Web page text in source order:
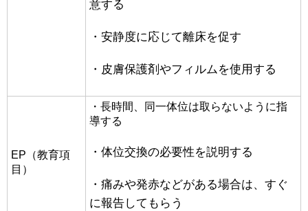
意する
・安静度に応じて離床を促す
・皮膚保護剤やフィルムを使用する
EP（教育項
目）
・長時間、同一体位は取らないように指
導する
・体位交換の必要性を説明する
・痛みや発赤などがある場合は、すぐ
に報告してもらう